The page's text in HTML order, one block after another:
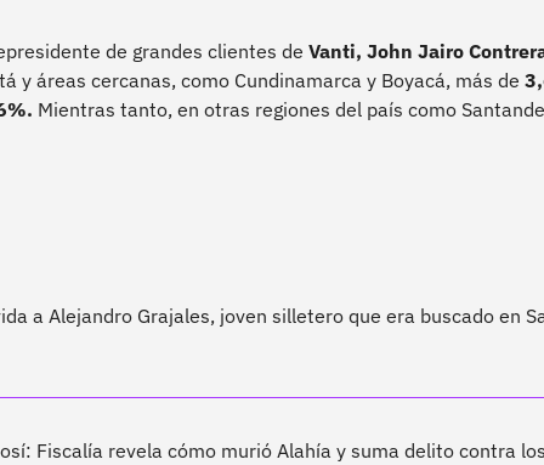
de grandes clientes de Vanti, John Jairo
y áreas cercanas, como Cundinamarca y Boyacá, más de
Mientras tanto, en otras regiones del país como
a Alejandro Grajales, joven silletero que era buscado en
Fiscalía revela cómo murió Alahía y suma delito contra